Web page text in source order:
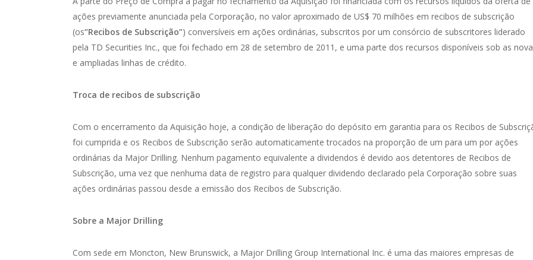
ações previamente anunciada pela Corporação, no valor aproximado de US$ 70 milhões em recibos de subscrição
(os“Recibos de Subscrição”) conversíveis em ações ordinárias, subscritos por um consórcio de subscritores liderado
pela TD Securities Inc., que foi fechado em 28 de setembro de 2011, e uma parte dos recursos disponíveis sob as
e ampliadas linhas de crédito.
Troca de recibos de subscrição
Com o encerramento da Aquisição hoje, a condição de liberação do depósito em garantia para os Recibos de
foi cumprida e os Recibos de Subscrição serão automaticamente trocados na proporção de um para um por ações
ordinárias da Major Drilling. Nenhum pagamento equivalente a dividendos é devido aos detentores de Recibos de
Subscrição, uma vez que nenhuma data de registro para qualquer dividendo declarado pela Corporação sobre suas
ações ordinárias passou desde a emissão dos Recibos de Subscrição.
Sobre a Major Drilling
Com sede em Moncton, New Brunswick, a Major Drilling Group International Inc. é uma das maiores empresas de